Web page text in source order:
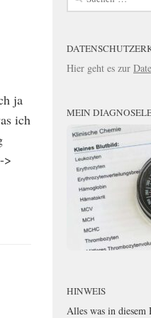
ja
ich
>
Hier geht es zur
MEIN
HINWEIS
Alles was in